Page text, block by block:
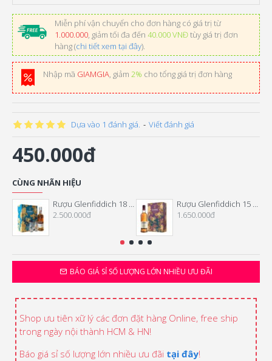
Miễn phí vận chuyển cho đơn hàng có giá trị từ
1.000.000, giảm tối đa đến 40.000 VNĐtùy giá trị đơn
hàng (chi tiết xem tại đây).
Nhập mã GIAMGIA, giảm 2% cho tổng giá trị đơn hàng
Dựa vào 1 đánh giá. - Viết đánh giá
450.000đ
BÁO GIÁ SỈ SỐ LƯỢNG LỚN NHIỀU ƯU ĐÃI
CÙNG NHÃN HIỆU
Rượu Glenfiddich 18 Năm Hộp Quà Tết 2026
2.500.000đ
Rượu Glenfiddich 15 Năm Hộp Quà Tết 2026
1.650.000đ
Shop ưu tiên xữ lý các đơn đặt hàng Online, free ship
trong ngày nội thành HCM & HN!
Báo giá sỉ số lượng lớn nhiều ưu đãi tại đây!